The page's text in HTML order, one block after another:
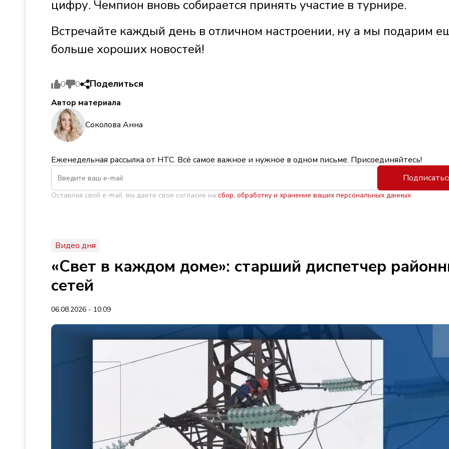
цифру. Чемпион вновь собирается принять участие в турнире.
Встречайте каждый день в отличном настроении, ну а мы подарим
больше хороших новостей!
0 0 Поделиться
Автор материала
Соколова Анна
Еженедельная рассылка от НТС. Всё самое важное и нужное в одном письме. Присоединяйтесь!
Оставляя свой e-mail, вы даете свое согласие на сбор, обработку и хранение ваших персональных данных
Видео дня
«Свет в каждом доме»: старший диспетчер
сетей
06.08.2026 - 10:09